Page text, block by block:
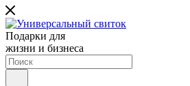
Подарки для
жизни и бизнеса